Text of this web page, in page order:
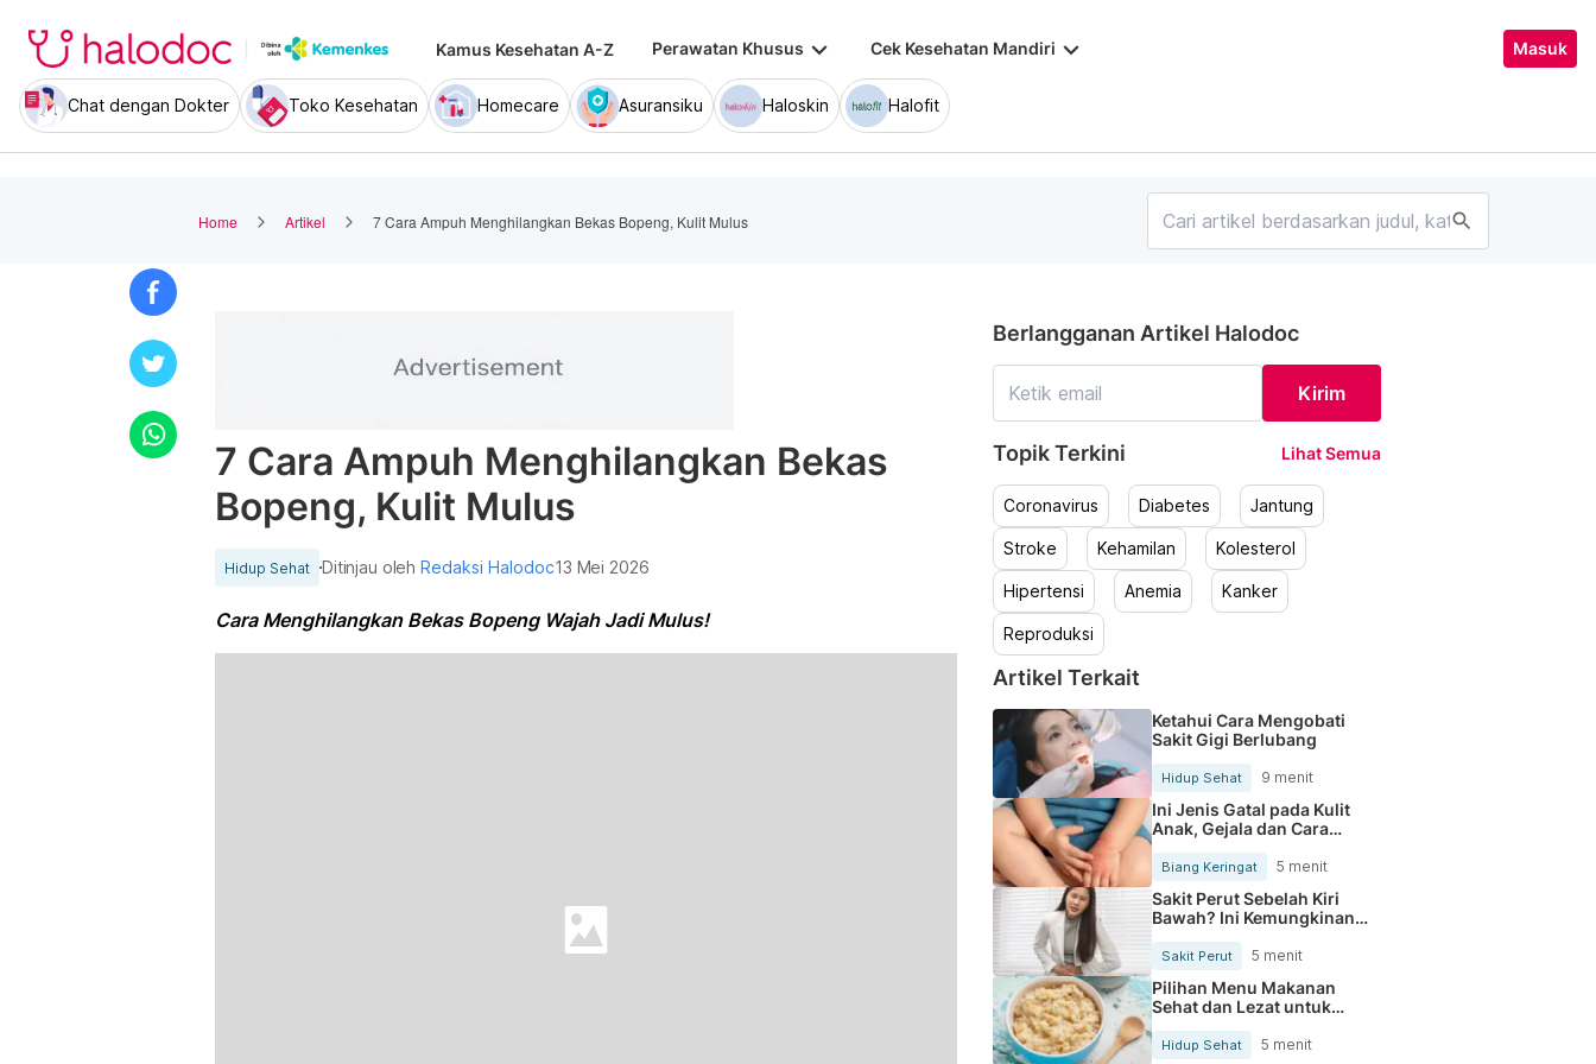
Kamus Kesehatan A-Z Perawatan Khusus keyboard_arrow_down Cek Kesehatan Mandiri keyboard_arrow_down Masuk
Chat dengan Dokter Toko Kesehatan Homecare Asuransiku Haloskin Halofit
Home Artikel 7 Cara Ampuh Menghilangkan Bekas Bopeng, Kulit Mulus search
7 Cara Ampuh Menghilangkan Bekas
Bopeng, Kulit Mulus
Hidup Sehat Ditinjau olehRedaksi Halodoc13 Mei 2026
Cara Menghilangkan Bekas Bopeng Wajah Jadi Mulus!
Berlangganan Artikel Halodoc
Kirim
Topik Terkini Lihat Semua
Coronavirus Diabetes Jantung
Stroke Kehamilan Kolesterol
Hipertensi Anemia Kanker
Reproduksi
Artikel Terkait
Ketahui Cara Mengobati
Sakit Gigi Berlubang
Hidup Sehat 9 menit
Ini Jenis Gatal pada Kulit
Anak, Gejala dan Cara
Mengobatinya
Biang Keringat 5 menit
Sakit Perut Sebelah Kiri
Bawah? Ini Kemungkinan
Sakit Perut 5 menit
Pilihan Menu Makanan
Sehat dan Lezat untuk
Mengurangi Kolesterol
Hidup Sehat 5 menit